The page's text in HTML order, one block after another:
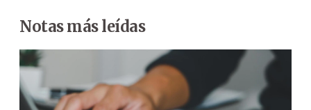
Notas más leídas